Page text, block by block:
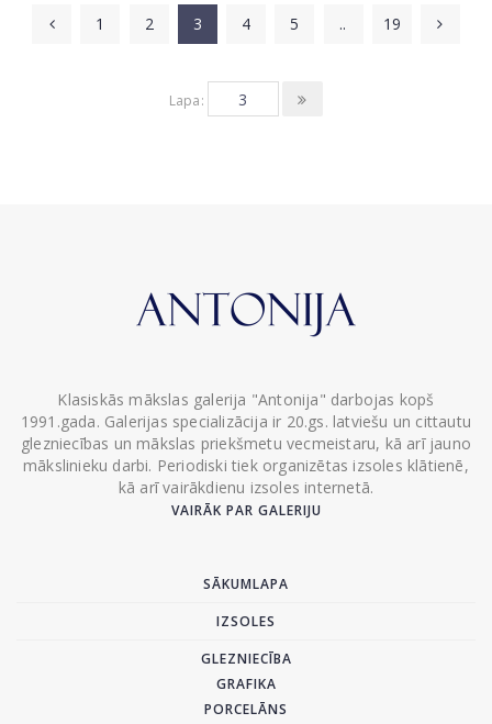
1 2 3 4 5 .. 19
Lapa:
Klasiskās mākslas galerija "Antonija" darbojas kopš
1991.gada. Galerijas specializācija ir 20.gs. latviešu un cittautu
glezniecības un mākslas priekšmetu vecmeistaru, kā arī jauno
mākslinieku darbi. Periodiski tiek organizētas izsoles klātienē,
kā arī vairākdienu izsoles internetā.
VAIRĀK PAR GALERIJU
SĀKUMLAPA
IZSOLES
GLEZNIECĪBA
GRAFIKA
PORCELĀNS